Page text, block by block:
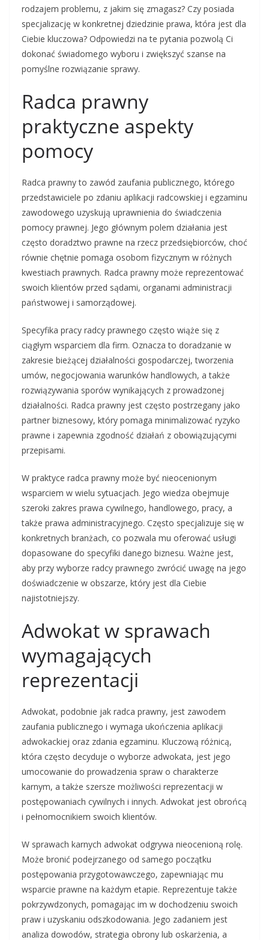
rodzajem problemu, z jakim się zmagasz? Czy posiada
specjalizację w konkretnej dziedzinie prawa, która jest dla
Ciebie kluczowa? Odpowiedzi na te pytania pozwolą Ci
dokonać świadomego wyboru i zwiększyć szanse na
pomyślne rozwiązanie sprawy.
Radca prawny
praktyczne aspekty
pomocy
Radca prawny to zawód zaufania publicznego, którego
przedstawiciele po zdaniu aplikacji radcowskiej i egzaminu
zawodowego uzyskują uprawnienia do świadczenia
pomocy prawnej. Jego głównym polem działania jest
często doradztwo prawne na rzecz przedsiębiorców, choć
równie chętnie pomaga osobom fizycznym w różnych
kwestiach prawnych. Radca prawny może reprezentować
swoich klientów przed sądami, organami administracji
państwowej i samorządowej.
Specyfika pracy radcy prawnego często wiąże się z
ciągłym wsparciem dla firm. Oznacza to doradzanie w
zakresie bieżącej działalności gospodarczej, tworzenia
umów, negocjowania warunków handlowych, a także
rozwiązywania sporów wynikających z prowadzonej
działalności. Radca prawny jest często postrzegany jako
partner biznesowy, który pomaga minimalizować ryzyko
prawne i zapewnia zgodność działań z obowiązującymi
przepisami.
W praktyce radca prawny może być nieocenionym
wsparciem w wielu sytuacjach. Jego wiedza obejmuje
szeroki zakres prawa cywilnego, handlowego, pracy, a
także prawa administracyjnego. Często specjalizuje się w
konkretnych branżach, co pozwala mu oferować usługi
dopasowane do specyfiki danego biznesu. Ważne jest,
aby przy wyborze radcy prawnego zwrócić uwagę na jego
doświadczenie w obszarze, który jest dla Ciebie
najistotniejszy.
Adwokat w sprawach
wymagających
reprezentacji
Adwokat, podobnie jak radca prawny, jest zawodem
zaufania publicznego i wymaga ukończenia aplikacji
adwokackiej oraz zdania egzaminu. Kluczową różnicą,
która często decyduje o wyborze adwokata, jest jego
umocowanie do prowadzenia spraw o charakterze
karnym, a także szersze możliwości reprezentacji w
postępowaniach cywilnych i innych. Adwokat jest obrońcą
i pełnomocnikiem swoich klientów.
W sprawach karnych adwokat odgrywa nieocenioną rolę.
Może bronić podejrzanego od samego początku
postępowania przygotowawczego, zapewniając mu
wsparcie prawne na każdym etapie. Reprezentuje także
pokrzywdzonych, pomagając im w dochodzeniu swoich
praw i uzyskaniu odszkodowania. Jego zadaniem jest
analiza dowodów, strategia obrony lub oskarżenia, a